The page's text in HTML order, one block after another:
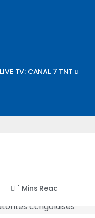
LIVE TV: CANAL 7 TNT
1 Mins Read